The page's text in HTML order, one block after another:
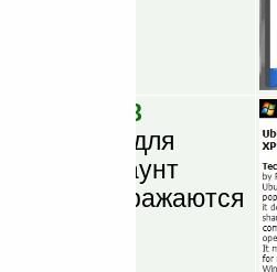
для
через аккаунт
отображаются
виде.